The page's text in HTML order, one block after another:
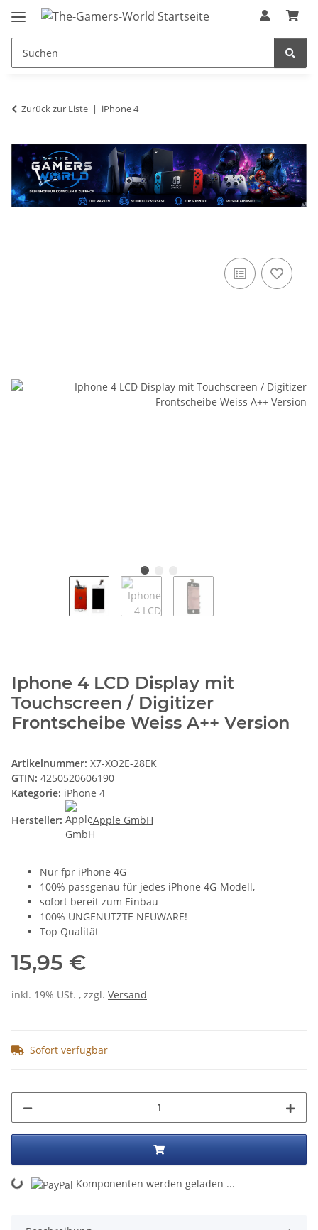
Zurück zur Liste iPhone 4
Iphone 4 LCD Display mit
Touchscreen / Digitizer
Frontscheibe Weiss A++ Version
Artikelnummer: X7-XO2E-28EK
GTIN: 4250520606190
Kategorie: iPhone 4
Hersteller:
Apple GmbH
Nur fpr iPhone 4G
100% passgenau für jedes iPhone 4G-Modell,
sofort bereit zum Einbau
100% UNGENUTZTE NEUWARE!
Top Qualität
15,95 €
inkl. 19% USt. , zzgl. Versand
Sofort verfügbar
Komponenten werden geladen ...